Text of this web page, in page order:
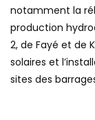
notamment la
production
2, de Fayé et de
solaires et
sites des